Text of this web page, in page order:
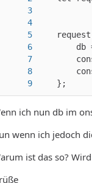
    };
ich nun db im
wenn ich jedoch
ist das so?